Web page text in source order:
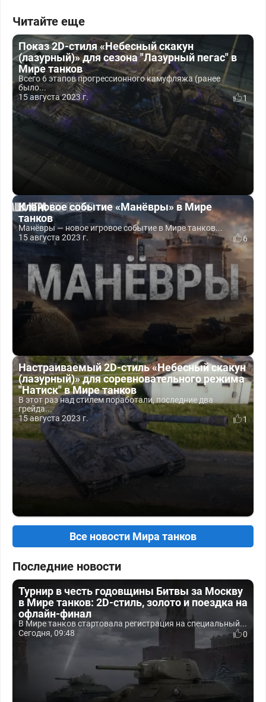
Читайте еще
Показ 2D-стиля «Небесный скакун
(лазурный)» для сезона "Лазурный пегас" в
Мире танков
Всего 6 этапов прогрессионного камуфляжа (ранее
было...
15 августа 2023 г.
1
Клановое событие «Манёвры» в Мире
танков
Манёвры — новое игровое событие в Мире танков...
15 августа 2023 г.
6
Настраиваемый 2D-cтиль «Небесный скакун
(лазурный)» для соревновательного режима
"Натиск" в Мире танков
В этот раз над стилем поработали, последние два
грейда...
15 августа 2023 г.
1
Все новости Мира танков
Последние новости
Турнир в честь годовщины Битвы за Москву
в Мире танков: 2D-стиль, золото и поездка на
офлайн-финал
В Мире танков стартовала регистрация на специальный...
Сегодня, 09:48
0